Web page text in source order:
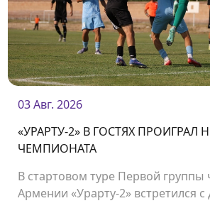
03 Авг. 2026
«УРАРТУ-2» В ГОСТЯХ ПРОИГРАЛ
ЧЕМПИОНАТА
В стартовом туре Первой группы
Армении «Урарту-2» встретился